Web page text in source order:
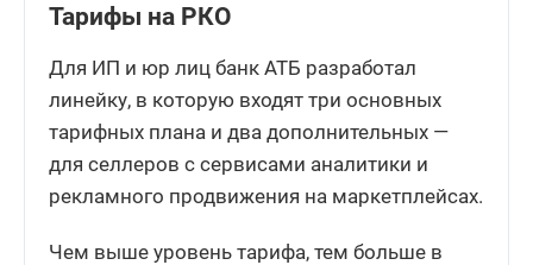
Тарифы на РКО
Для ИП и юр лиц банк АТБ разработал
линейку, в которую входят три основных
тарифных плана и два дополнительных —
для селлеров с сервисами аналитики и
рекламного продвижения на маркетплейсах.
Чем выше уровень тарифа, тем больше в